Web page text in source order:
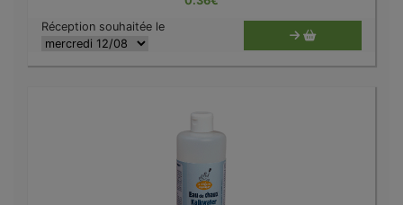
Réception souhaitée le